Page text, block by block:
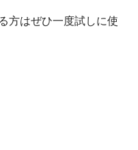
方はぜひ一度試しに使